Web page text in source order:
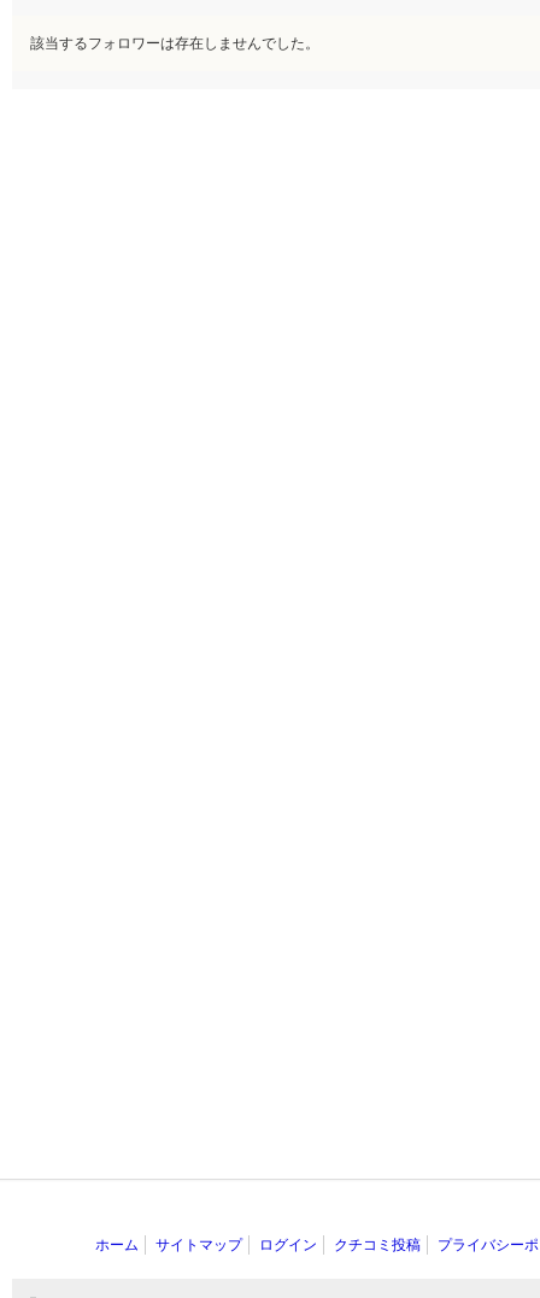
該当するフォロワーは存在しませんでした。
ホーム サイトマップ ログイン クチコミ投稿 プライバシー